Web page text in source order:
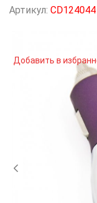
Артикул: CD124044
Добавить в